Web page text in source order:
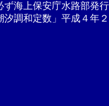
海上保安庁水路部発
調和定数」平成４年